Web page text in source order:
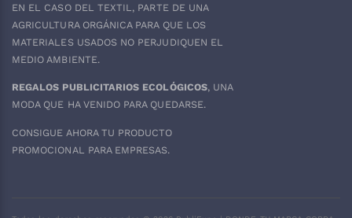
EN EL CASO DEL TEXTIL , PARTE DE UNA
AGRICULTURA ORGÁNICA PARA QUE LOS
MATERIALES USADOS NO PERJUDIQUEN EL
MEDIO AMBIENTE.
REGALOS PUBLICITARIOS ECOLÓGICOS, UNA
MODA QUE HA VENIDO PARA QUEDARSE.
CONSIGUE AHORA TU PRODUCTO
PROMOCIONAL PARA EMPRESAS.